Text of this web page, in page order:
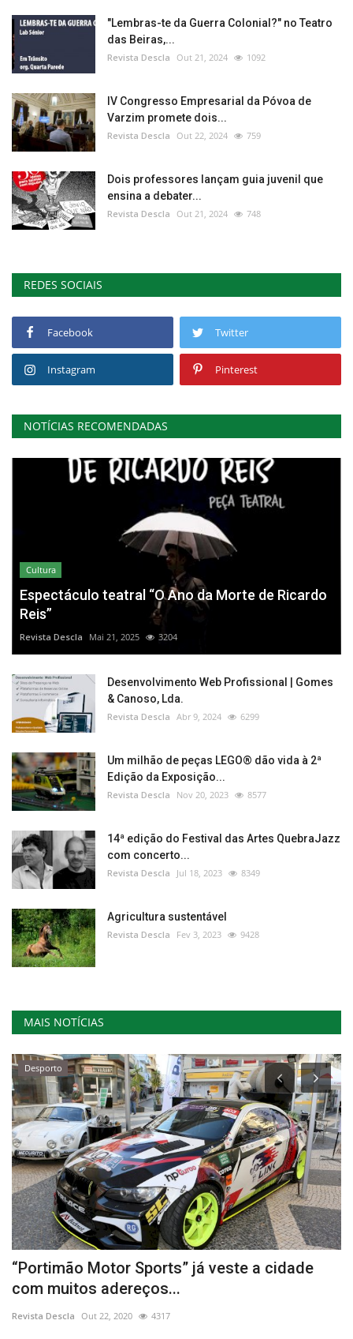
"Lembras-te da Guerra Colonial?" no Teatro
das Beiras,...
Revista Descla Out 21, 2024 1092
IV Congresso Empresarial da Póvoa de
Varzim promete dois...
Revista Descla Out 22, 2024 759
Dois professores lançam guia juvenil que
ensina a debater...
Revista Descla Out 21, 2024 748
REDES SOCIAIS
Facebook Twitter
Instagram Pinterest
NOTÍCIAS RECOMENDADAS
Cultura
Espectáculo teatral “O Ano da Morte de Ricardo
Reis”
Revista Descla Mai 21, 2025 3204
Desenvolvimento Web Profissional | Gomes
& Canoso, Lda.
Revista Descla Abr 9, 2024 6299
Um milhão de peças LEGO® dão vida à 2ª
Edição da Exposição...
Revista Descla Nov 20, 2023 8577
14ª edição do Festival das Artes QuebraJazz
com concerto...
Revista Descla Jul 18, 2023 8349
Agricultura sustentável
Revista Descla Fev 3, 2023 9428
MAIS NOTÍCIAS
Desporto
“Portimão Motor Sports” já veste a cidade
com muitos adereços...
Revista Descla Out 22, 2020 4317